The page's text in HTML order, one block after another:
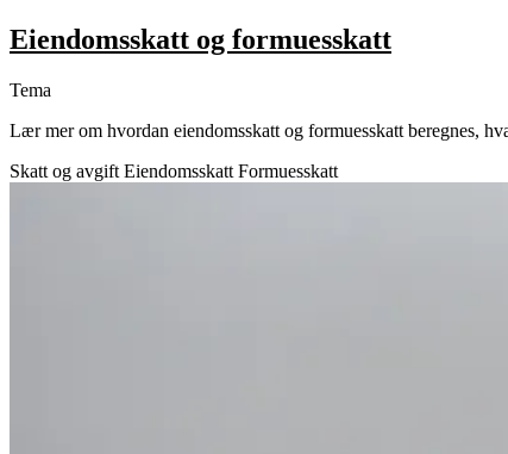
Eiendomsskatt og formuesskatt
Tema
Lær mer om hvordan eiendomsskatt og formuesskatt beregnes,
Skatt og avgift Eiendomsskatt Formuesskatt